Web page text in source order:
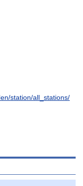
station/all_stations/